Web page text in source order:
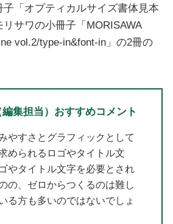
「オプティカルサイズ書体見本
サワの小冊子「MORISAWA
vol.2/type-in&font-in」の2冊の
集担当）おすすめコメント
やすさとグラフィックとして
められるロゴやタイトル文
やタイトル文字を必要とされ
の、ゼロからつくるのは難し
る方も多いのではないでしょ